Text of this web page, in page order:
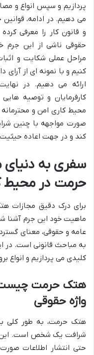
پردازیم و سپس انواع و
می دهیم. در ادامه،
و قانون کار را معرفی
حقوقی ناشی از این
مراحل عملی شکایت و
کنیم و با نمونه ای از آرای
ارائه می دهیم. در
کارفرمایان و توصیه
محیط کاری امن و محترمانه
صورت مواجهه با چنین
کند و در جهت اعاده حیثیت
سفری به
حرمت در محیط
برای درک دقیق مجازات
ماهیت خود این جرم آشنا
عامه و حقوقی، معنای
به مباحث قانونی است. در
کلیدی می پردازیم و انواع
هتک حرمت
واژه حقوقی
هتک حرمت، به طور کلی
شرافت یک شخص است. این
حتی انتشار اطلاعات